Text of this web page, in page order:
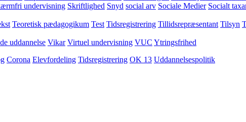
undervisning Skriftlighed Snyd social arv Sociale Medier Socialt
Teoretisk pædagogikum Test Tidsregistrering Tillidsrepræsentant Tilsyn
uddannelse Vikar Virtuel undervisning VUC Ytringsfrihed
Corona Elevfordeling Tidsregistrering OK 13 Uddannelsespolitik